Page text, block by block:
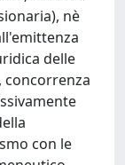
nè
delle
con le